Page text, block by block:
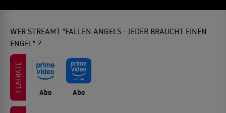
WER STREAMT "FALLEN ANGELS - JEDER BRAUCHT EINEN
ENGEL" ?
FLATRATE Abo Abo